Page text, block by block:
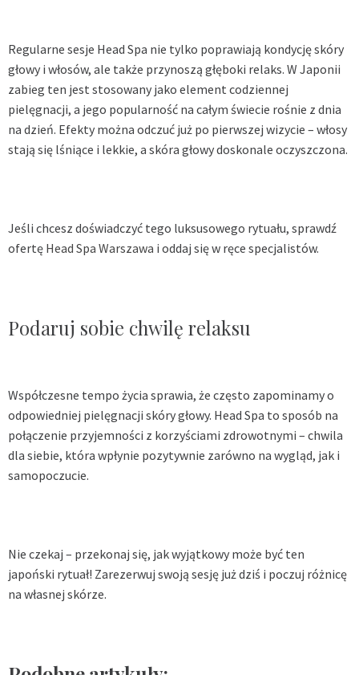
Regularne sesje Head Spa nie tylko poprawiają kondycję skóry
głowy i włosów, ale także przynoszą głęboki relaks. W Japonii
zabieg ten jest stosowany jako element codziennej
pielęgnacji, a jego popularność na całym świecie rośnie z dnia
na dzień. Efekty można odczuć już po pierwszej wizycie – włosy
stają się lśniące i lekkie, a skóra głowy doskonale oczyszczona.
Jeśli chcesz doświadczyć tego luksusowego rytuału, sprawdź
ofertę Head Spa Warszawa i oddaj się w ręce specjalistów.
Podaruj sobie chwilę relaksu
Współczesne tempo życia sprawia, że często zapominamy o
odpowiedniej pielęgnacji skóry głowy. Head Spa to sposób na
połączenie przyjemności z korzyściami zdrowotnymi – chwila
dla siebie, która wpłynie pozytywnie zarówno na wygląd, jak i
samopoczucie.
Nie czekaj – przekonaj się, jak wyjątkowy może być ten
japoński rytuał! Zarezerwuj swoją sesję już dziś i poczuj różnicę
na własnej skórze.